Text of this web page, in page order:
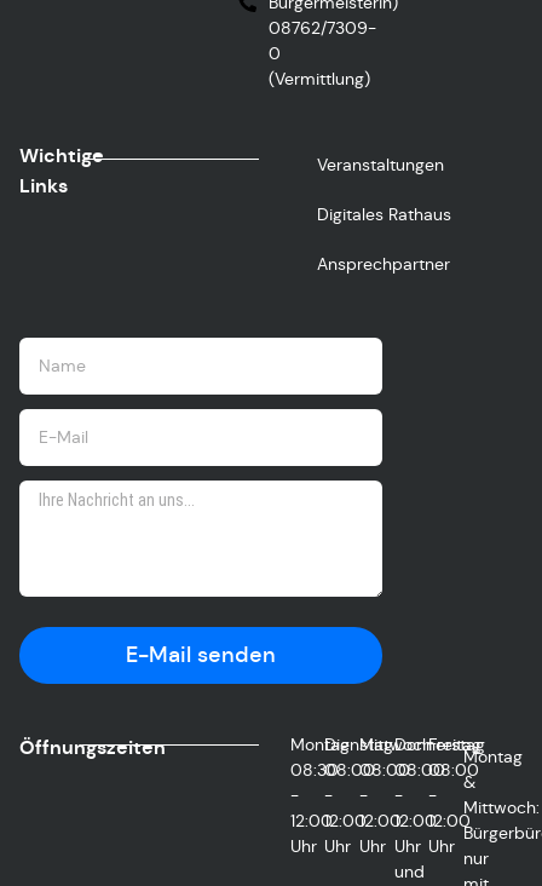
08762/7309-
0
(Vermittlung)
Wichtige
Links
Veranstaltungen
Digitales Rathaus
Ansprechpartner
E-Mail senden
Öffnungszeiten
Montag
08:30
-
12:00
Uhr
Dienstag
08:00
-
12:00
Uhr
Mittwoch
08:00
-
12:00
Uhr
Donnerstag
08:00
-
12:00
Uhr
und
Freitag
08:00
-
12:00
Uhr
Montag
&
Mittwoch:
nur